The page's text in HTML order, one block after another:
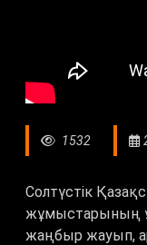
1532
Солтүстік
жұмыстарының
жаңбыр жауып,